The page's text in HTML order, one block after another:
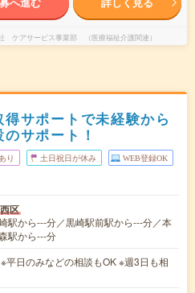
ケアサービス事業部 （医療福祉介護関連）
サポートで未経験から
サポート！
り 土日祝日が休み WEB登録OK
区
駅から---分／黒崎駅前駅から---分／本
駅から---分
平日のみなどの相談もOK ※週3日も相